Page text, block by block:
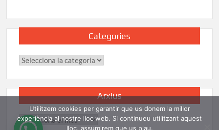
Categories
Arxius
Utilitzem cookies per garantir que us donem la millor
experiència al nostre lloc web. Si continueu utilitzant aquest
lloc, assumirem que us plau.